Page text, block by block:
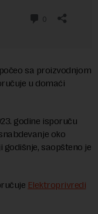
sa proizvodnjom
u domaći
godine isporuču
oko
saopšteno je
Elektroprivredi